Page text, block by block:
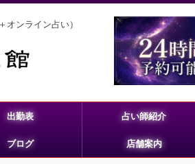
ンライン占い）
出勤表 占い師紹介
ブログ 店舗案内